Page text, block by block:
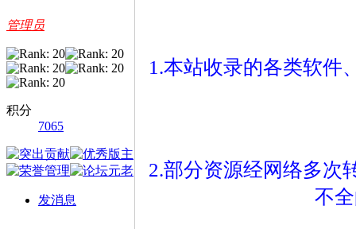
管理员
积分
7065
发消息
1.本站收录的各类软件
2.部分资源经网络多次
不